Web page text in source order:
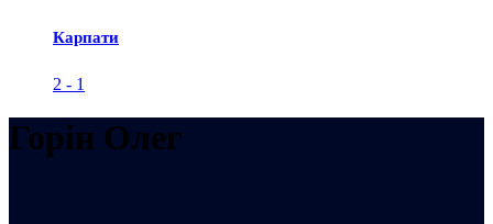
Карпати
2 - 1
Горін Олег